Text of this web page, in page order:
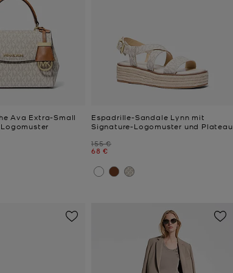
Ava Extra-Small
Espadrille-Sandale Lynn mit
Signature-Logomuster und Plateau
Zuvor
155 €
Jetzt
68 €